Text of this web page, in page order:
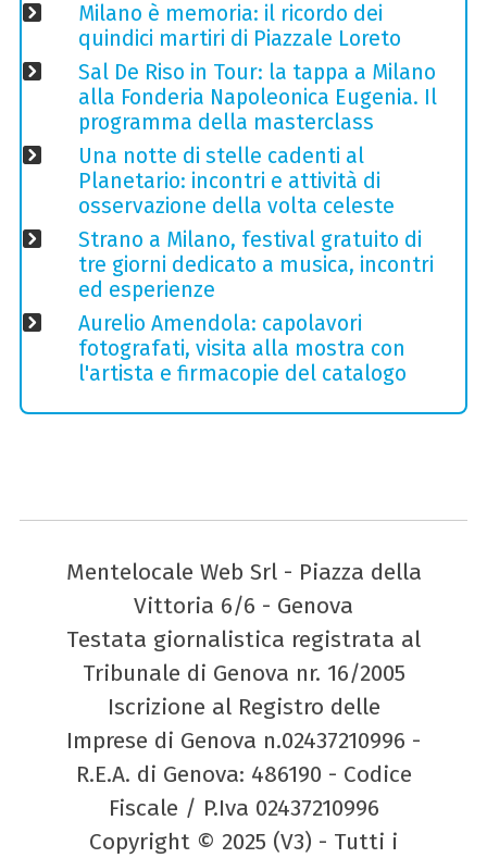
Milano è memoria: il ricordo dei
quindici martiri di Piazzale Loreto
Sal De Riso in Tour: la tappa a Milano
alla Fonderia Napoleonica Eugenia. Il
programma della masterclass
Una notte di stelle cadenti al
Planetario: incontri e attività di
osservazione della volta celeste
Strano a Milano, festival gratuito di
tre giorni dedicato a musica, incontri
ed esperienze
Aurelio Amendola: capolavori
fotografati, visita alla mostra con
l'artista e firmacopie del catalogo
Mentelocale Web Srl - Piazza della
Vittoria 6/6 - Genova
Testata giornalistica registrata al
Tribunale di Genova nr. 16/2005
Iscrizione al Registro delle
Imprese di Genova n.02437210996 -
R.E.A. di Genova: 486190 - Codice
Fiscale / P.Iva 02437210996
Copyright © 2025 (V3) - Tutti i